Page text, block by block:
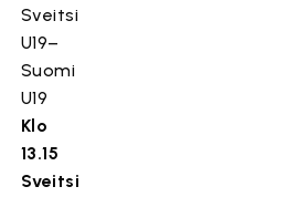
Sveitsi
U19–
Suomi
U19
Klo
13.15
Sveitsi